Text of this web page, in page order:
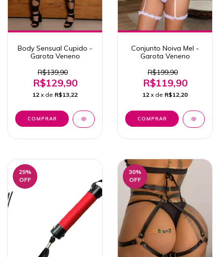
Body Sensual Cupido -
Garota Veneno
R$139,90
R$129,90
12 x de R$13,22
COMPRAR
Conjunto Noiva Mel -
Garota Veneno
R$199,90
R$119,90
12 x de R$12,20
COMPRAR
29%
OFF
30%
OFF